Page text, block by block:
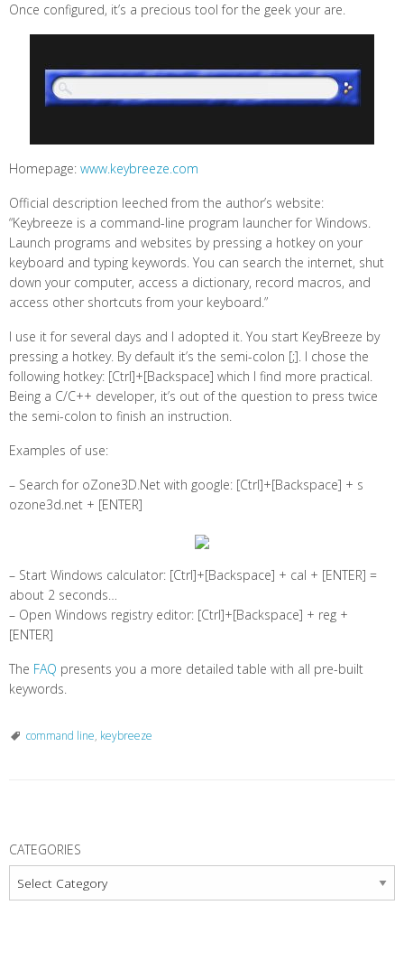
Once configured, it’s a precious tool for the geek your are.
Homepage: www.keybreeze.com
Official description leeched from the author’s website:
“Keybreeze is a command-line program launcher for Windows.
Launch programs and websites by pressing a hotkey on your
keyboard and typing keywords. You can search the internet, shut
down your computer, access a dictionary, record macros, and
access other shortcuts from your keyboard.”
I use it for several days and I adopted it. You start KeyBreeze by
pressing a hotkey. By default it’s the semi-colon [;]. I chose the
following hotkey: [Ctrl]+[Backspace] which I find more practical.
Being a C/C++ developer, it’s out of the question to press twice
the semi-colon to finish an instruction.
Examples of use:
– Search for oZone3D.Net with google: [Ctrl]+[Backspace] + s
ozone3d.net + [ENTER]
– Start Windows calculator: [Ctrl]+[Backspace] + cal + [ENTER] =
about 2 seconds…
– Open Windows registry editor: [Ctrl]+[Backspace] + reg +
[ENTER]
The FAQ presents you a more detailed table with all pre-built
keywords.
command line, keybreeze
o
t
CATEGORIES
Categories